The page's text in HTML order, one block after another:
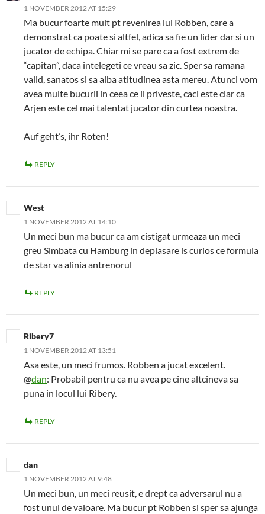
1 NOVEMBER 2012 AT 15:29
Ma bucur foarte mult pt revenirea lui Robben, care a
demonstrat ca poate si altfel, adica sa fie un lider dar si un
jucator de echipa. Chiar mi se pare ca a fost extrem de
“capitan”, daca intelegeti ce vreau sa zic. Sper sa ramana
valid, sanatos si sa aiba atitudinea asta mereu. Atunci vom
avea multe bucurii in ceea ce il priveste, caci este clar ca
Arjen este cel mai talentat jucator din curtea noastra.
Auf geht’s, ihr Roten!
REPLY
West
1 NOVEMBER 2012 AT 14:10
Un meci bun ma bucur ca am cistigat urmeaza un meci
greu Simbata cu Hamburg in deplasare is curios ce formula
de star va alinia antrenorul
REPLY
Ribery7
1 NOVEMBER 2012 AT 13:51
Asa este, un meci frumos. Robben a jucat excelent.
@dan: Probabil pentru ca nu avea pe cine altcineva sa
puna in locul lui Ribery.
REPLY
dan
1 NOVEMBER 2012 AT 9:48
Un meci bun, un meci reusit, e drept ca adversarul nu a
fost unul de valoare. Ma bucur pt Robben si sper sa ajunga